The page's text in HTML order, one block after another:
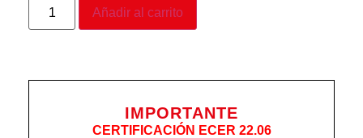
Añadir al carrito
IMPORTANTE
CERTIFICACIÓN ECER 22.06